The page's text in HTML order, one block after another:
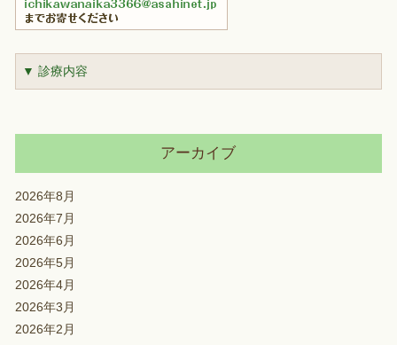
▼ 診療内容
アーカイブ
2026年8月
2026年7月
2026年6月
2026年5月
2026年4月
2026年3月
2026年2月